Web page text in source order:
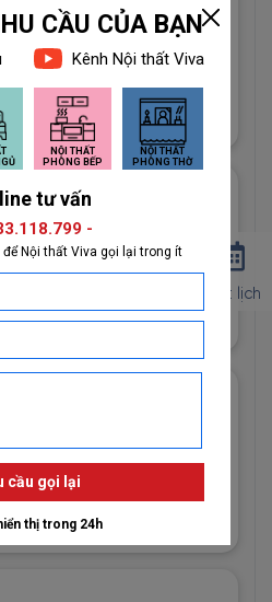
Giấy Dán Tường Imperial Mã
81012-3 Họa Tiết Hình Học
Độc Đáo
Giấy Dán Tường Imperial Mã
81013-2 Vân Vải Dệt Màu
Trắng
Vàng Cát
1đ
Đặt lịch